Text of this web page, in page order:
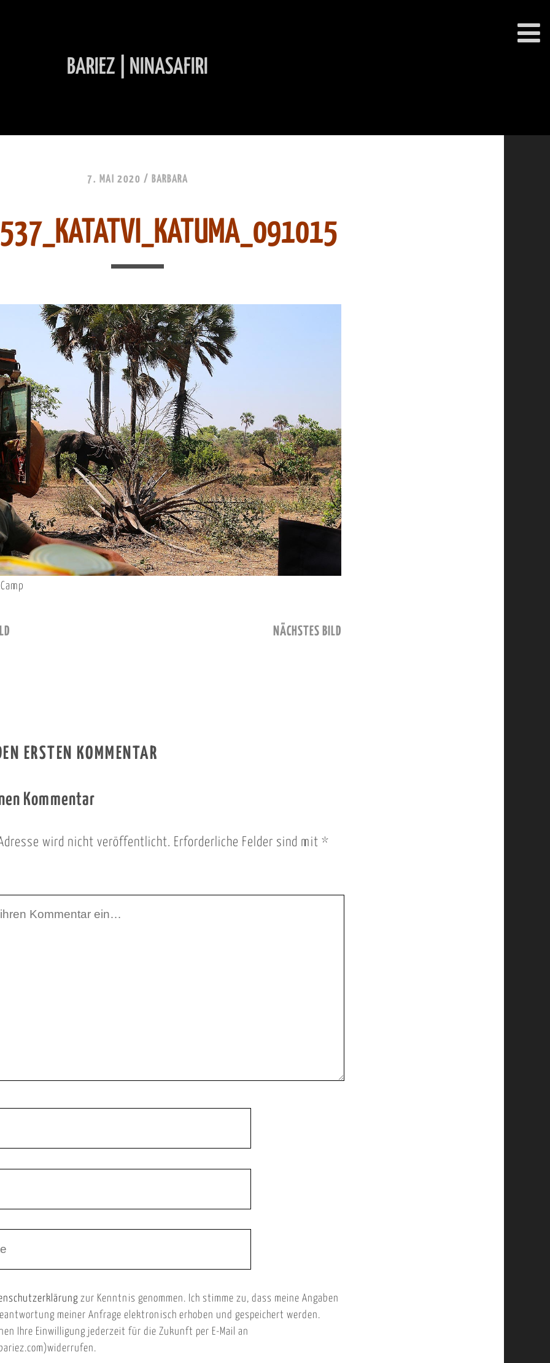
7. MAI 2020 / BARBARA
NÄCHSTES BILD
ERSTEN KOMMENTAR
Kommentar
wird nicht veröffentlicht. Erforderliche Felder sind mit *
zur Kenntnis genommen. Ich stimme zu, dass meine Angaben
meiner Anfrage elektronisch erhoben und gespeichert werden.
Ihre Einwilligung jederzeit für die Zukunft per E-Mail an
BARIEZ | NINASAFIRI